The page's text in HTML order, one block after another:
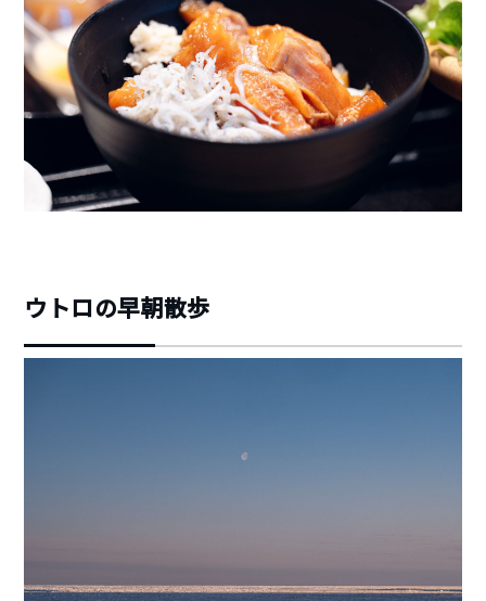
ウトロの早朝散歩